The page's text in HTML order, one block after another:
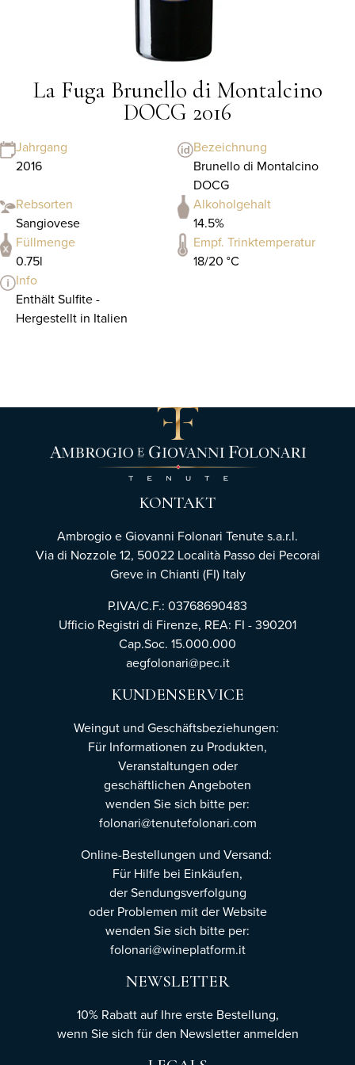
La Fuga Brunello di Montalcino
DOCG 2016
Jahrgang
2016
Bezeichnung
Brunello di Montalcino
DOCG
Rebsorten
Sangiovese
Alkoholgehalt
14.5%
Füllmenge
0.75l
Empf. Trinktemperatur
18/20 °C
Info
Enthält Sulfite -
Hergestellt in Italien
KONTAKT
Ambrogio e Giovanni Folonari Tenute s.a.r.l.
Via di Nozzole 12, 50022 Località Passo dei Pecorai
Greve in Chianti (FI) Italy
P.IVA/C.F.: 03768690483
Ufficio Registri di Firenze, REA: FI - 390201
Cap.Soc. 15.000.000
aegfolonari@pec.it
KUNDENSERVICE
Weingut und Geschäftsbeziehungen:
Für Informationen zu Produkten,
Veranstaltungen oder
geschäftlichen Angeboten
wenden Sie sich bitte per:
folonari@tenutefolonari.com
Online-Bestellungen und Versand:
Für Hilfe bei Einkäufen,
der Sendungsverfolgung
oder Problemen mit der Website
wenden Sie sich bitte per:
folonari@wineplatform.it
NEWSLETTER
10% Rabatt auf Ihre erste Bestellung,
wenn Sie sich für den Newsletteranmelden